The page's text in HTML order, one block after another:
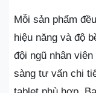
Mỗi sản phẩm
hiệu năng và độ
đội ngũ nhân
sàng tư vấn chi